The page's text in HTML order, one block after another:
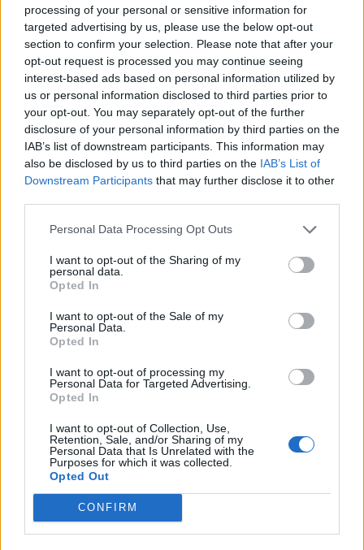
processing of your personal or sensitive information for
targeted advertising by us, please use the below opt-out
section to confirm your selection. Please note that after your
opt-out request is processed you may continue seeing
interest-based ads based on personal information utilized by
us or personal information disclosed to third parties prior to
your opt-out. You may separately opt-out of the further
disclosure of your personal information by third parties on the
IAB’s list of downstream participants. This information may
also be disclosed by us to third parties on the IAB’s List of
Downstream Participants that may further disclose it to other
Personal Data Processing Opt Outs
I want to opt-out of the Sharing of my
personal data.
Opted In
I want to opt-out of the Sale of my
Personal Data.
Opted In
I want to opt-out of processing my
Personal Data for Targeted Advertising.
Opted In
I want to opt-out of Collection, Use,
Retention, Sale, and/or Sharing of my
Personal Data that Is Unrelated with the
Purposes for which it was collected.
Opted Out
CONFIRM
Ειδήσεις 5-8-2026
ΑΠΟΨΕΙΣ
Εδώ Παππάς, εκεί Παππάς, που είναι